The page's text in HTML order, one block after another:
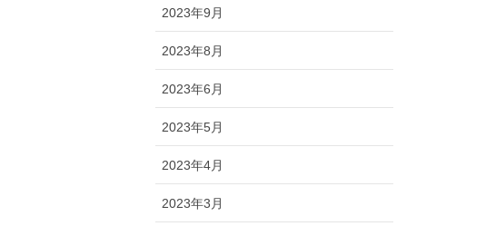
2023年9月
2023年8月
2023年6月
2023年5月
2023年4月
2023年3月